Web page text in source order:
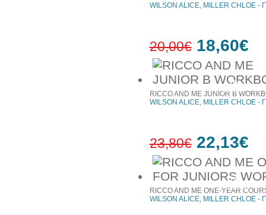
7%
έκπτωση
WILSON ALICE, MILLER CHLOE
20,00€ 18,60€
7%
έκπτωση
RICCO AND ME JUNIOR B
WILSON ALICE, MILLER CHLOE
23,80€ 22,13€
RICCO AND ME ONE-YEAR
WILSON ALICE, MILLER CHLOE